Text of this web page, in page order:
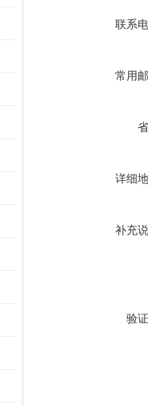
联系
常用
详细
补充
验